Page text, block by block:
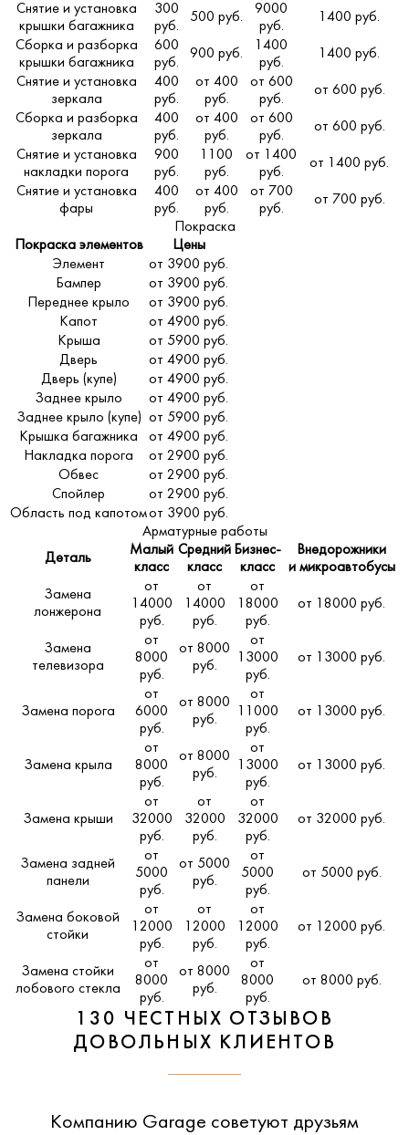
Снятие и установка
крышки багажника
300
руб.
500 руб.
9000
руб.
1400 руб.
Сборка и разборка
крышки багажника
600
руб.
900 руб.
1400
руб.
1400 руб.
Снятие и установка
зеркала
400
руб.
от 400
руб.
от 600
руб.
от 600 руб.
Сборка и разборка
зеркала
400
руб.
от 400
руб.
от 600
руб.
от 600 руб.
Снятие и установка
накладки порога
900
руб.
1100
руб.
от 1400
руб.
от 1400 руб.
Снятие и установка
фары
400
руб.
от 400
руб.
от 700
руб.
от 700 руб.
Покраска
Покраска элементов
Цены
Элемент
от 3900 руб.
Бампер
от 3900 руб.
Переднее крыло
от 3900 руб.
Капот
от 4900 руб.
Крыша
от 5900 руб.
Дверь
от 4900 руб.
Дверь (купе)
от 4900 руб.
Заднее крыло
от 4900 руб.
Заднее крыло (купе) от 5900 руб.
Крышка багажника
от 4900 руб.
Накладка порога
от 2900 руб.
Обвес
от 2900 руб.
Спойлер
от 2900 руб.
Область под капотомот 3900 руб.
Арматурные работы
Деталь
Малый
класс
Средний
класс
Бизнес-
класс
Внедорожники
и микроавтобусы
Замена
лонжерона
от
14000
руб.
от
14000
руб.
от
18000
руб.
от 18000 руб.
Замена
телевизора
от
8000
руб.
от 8000
руб.
от
13000
руб.
от 13000 руб.
Замена порога
от
6000
руб.
от 8000
руб.
от
11000
руб.
от 13000 руб.
Замена крыла
от
8000
руб.
от 8000
руб.
от
13000
руб.
от 13000 руб.
Замена крыши
от
32000
руб.
от
32000
руб.
от
32000
руб.
от 32000 руб.
Замена задней
панели
от
5000
руб.
от 5000
руб.
от
5000
руб.
от 5000 руб.
Замена боковой
стойки
от
12000
руб.
от
12000
руб.
от
12000
руб.
от 12000 руб.
Замена стойки
лобового стекла
от
8000
руб.
от 8000
руб.
от
8000
руб.
от 8000 руб.
130 ЧЕСТНЫХ ОТЗЫВОВ
ДОВОЛЬНЫХ КЛИЕНТОВ
Компанию Garage советуют друзьям